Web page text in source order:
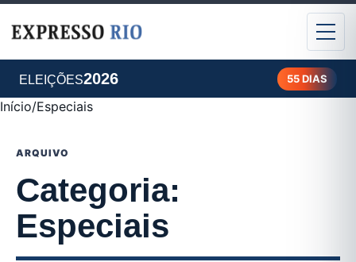
ELEIÇÕES2026 55 DIAS
Início/Especiais
ARQUIVO
Categoria:
Especiais